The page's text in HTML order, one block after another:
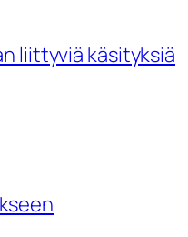
liittyviä käsityksiä